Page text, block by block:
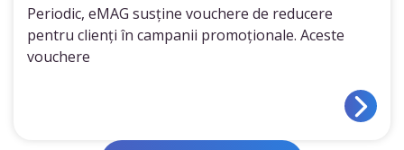
Periodic, eMAG susține vouchere de reducere
pentru clienți în campanii promoționale. Aceste
vouchere